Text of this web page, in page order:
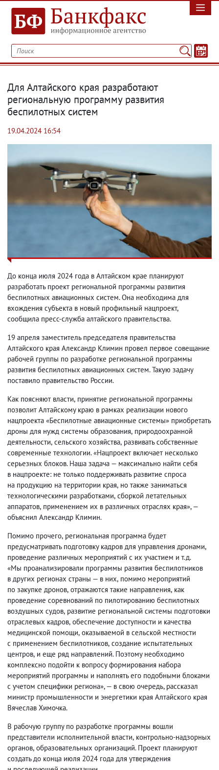
Для Алтайского края разработают
региональную программу развития
беспилотных систем
19.04.2024 16:54
До конца июля 2024 года в Алтайском крае планируют
разработать проект региональной программы развития
беспилотных авиационных систем. Она необходима для
вхождения субъекта в новый профильный нацпроект,
сообщила пресс-служба алтайского правительства.
19 апреля заместитель председателя правительства
Алтайского края Александр Климин провел первое совещание
рабочей группы по разработке региональной программы
развития беспилотных авиационных систем. Такую задачу
поставило правительство России.
Как поясняют власти, принятие региональной программы
позволит Алтайскому краю в рамках реализации нового
нацпроекта «Беспилотные авиационные системы» приобретать
дроны для нужд системы образования, природоохранной
деятельности, сельского хозяйства, развивать собственные
современные технологии. «Нацпроект включает несколько
серьезных блоков. Наша задача — максимально найти себя
в нацпроекте: не только поддерживать развитие спроса
на продукцию на территории края, но также заниматься
технологическими разработками, сборкой летательных
аппаратов, применением их в различных отраслях края», —
объяснил Александр Климин.
Помимо прочего, региональная программа будет
предусматривать подготовку кадров для управления дронами,
проведение различных мероприятий с их участием и т.д.
«Мы проанализировали программы развития беспилотников
в других регионах страны — в них, помимо мероприятий
по закупке дронов, отражаются такие направления, как
проведение соревнований по пилотированию беспилотных
воздушных судов, развитие региональной системы подготовки
отраслевых кадров, обеспечение доступности и качества
медицинской помощи, оказываемой в сельской местности
с применением беспилотников, создание испытательных
центров, и еще ряд направлений. Поэтому необходимо
комплексно подойти к вопросу формирования набора
мероприятий программы и наполнять его подобными блоками
с учетом специфики региона», — в свою очередь,рассказал
министр промышленности и энергетики края Алтайского края
Вячеслав Химочка.
В рабочую группу по разработке программы вошли
представители исполнительной власти, контрольно-надзорных
органов, образовательных организаций. Проект планируют
создать до конца июля 2024 года для утверждения